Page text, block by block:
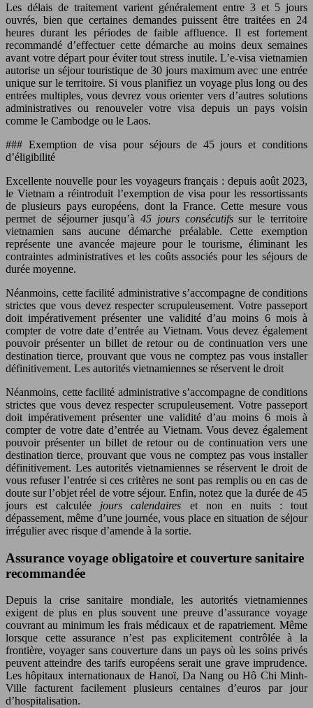
Les délais de traitement varient généralement entre 3 et 5 jours
ouvrés, bien que certaines demandes puissent être traitées en 24
heures durant les périodes de faible affluence. Il est fortement
recommandé d’effectuer cette démarche au moins deux semaines
avant votre départ pour éviter tout stress inutile. L’e-visa vietnamien
autorise un séjour touristique de 30 jours maximum avec une entrée
unique sur le territoire. Si vous planifiez un voyage plus long ou des
entrées multiples, vous devrez vous orienter vers d’autres solutions
administratives ou renouveler votre visa depuis un pays voisin
comme le Cambodge ou le Laos.
### Exemption de visa pour séjours de 45 jours et conditions
d’éligibilité
Excellente nouvelle pour les voyageurs français : depuis août 2023,
le Vietnam a réintroduit l’exemption de visa pour les ressortissants
de plusieurs pays européens, dont la France. Cette mesure vous
permet de séjourner jusqu’à45 jours consécutifssur le territoire
vietnamien sans aucune démarche préalable. Cette exemption
représente une avancée majeure pour le tourisme, éliminant les
contraintes administratives et les coûts associés pour les séjours de
durée moyenne.
Néanmoins, cette facilité administrative s’accompagne de conditions
strictes que vous devez respecter scrupuleusement. Votre passeport
doit impérativement présenter une validité d’au moins 6 mois à
compter de votre date d’entrée au Vietnam. Vous devez également
pouvoir présenter un billet de retour ou de continuation vers une
destination tierce, prouvant que vous ne comptez pas vous installer
définitivement. Les autorités vietnamiennes se réservent le droit
Néanmoins, cette facilité administrative s’accompagne de conditions
strictes que vous devez respecter scrupuleusement. Votre passeport
doit impérativement présenter une validité d’au moins 6 mois à
compter de votre date d’entrée au Vietnam. Vous devez également
pouvoir présenter un billet de retour ou de continuation vers une
destination tierce, prouvant que vous ne comptez pas vous installer
définitivement. Les autorités vietnamiennes se réservent le droit de
vous refuser l’entrée si ces critères ne sont pas remplis ou en cas de
doute sur l’objet réel de votre séjour. Enfin, notez que la durée de 45
jours est calculée jours calendaires et non en nuits : tout
dépassement, même d’une journée, vous place en situation de séjour
irrégulier avec risque d’amende à la sortie.
Assurance voyage obligatoire et couverture sanitaire
recommandée
Depuis la crise sanitaire mondiale, les autorités vietnamiennes
exigent de plus en plus souvent une preuve d’assurance voyage
couvrant au minimum les frais médicaux et de rapatriement. Même
lorsque cette assurance n’est pas explicitement contrôlée à la
frontière, voyager sans couverture dans un pays où les soins privés
peuvent atteindre des tarifs européens serait une grave imprudence.
Les hôpitaux internationaux de Hanoï, Da Nang ou Hô Chi Minh-
Ville facturent facilement plusieurs centaines d’euros par jour
d’hospitalisation.